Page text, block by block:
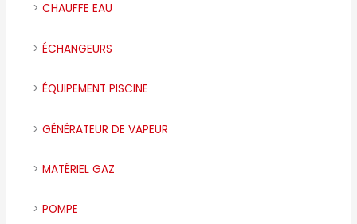
CHAUFFE EAU
ÉCHANGEURS
ÉQUIPEMENT PISCINE
GÉNÉRATEUR DE VAPEUR
MATÉRIEL GAZ
POMPE